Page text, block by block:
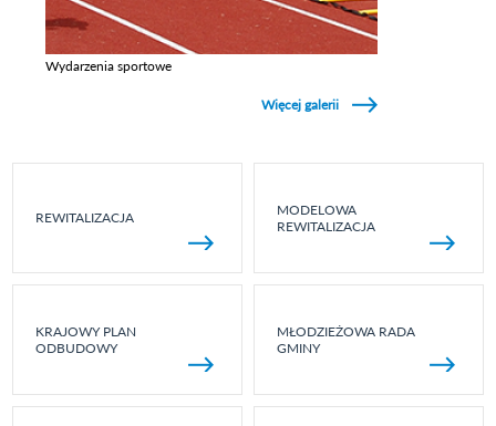
Wydarzenia sportowe
Więcej galerii
REWITALIZACJA
MODELOWA
REWITALIZACJA
KRAJOWY PLAN
ODBUDOWY
MŁODZIEŻOWA RADA
GMINY